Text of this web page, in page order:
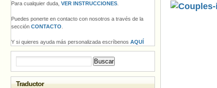
Para cualquier duda, VER INSTRUCCIONES
Puedes ponerte en contacto con nosotros a través de la
sección CONTACTO
Y si quieres ayuda más personalizada escríbenos AQUÍ
Traductor